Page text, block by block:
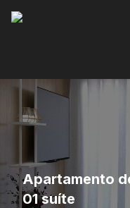
Apartamento
01 suíte